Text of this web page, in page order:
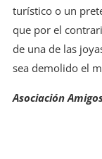
turístico o un
que por el
de una de las
sea demolido el
Asociación